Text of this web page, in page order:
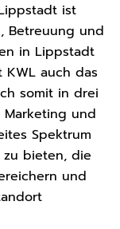
ist
Betreuung und
in Lippstadt
auch das
somit in drei
Marketing und
Spektrum
bieten, die
und